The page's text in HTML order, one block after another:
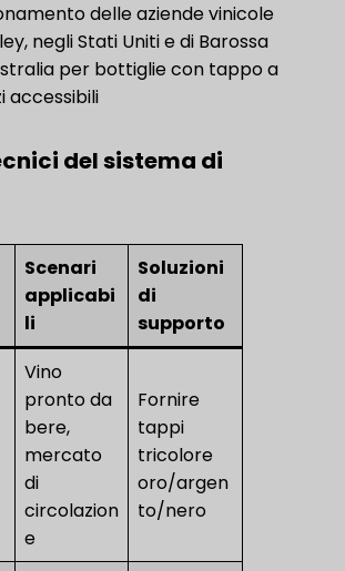
delle aziende vinicole
negli Stati Uniti e di Barossa
per bottiglie con tappo a
accessibili
del sistema di
Scenari
applicabi
li
Soluzioni
di
supporto
Vino
pronto da
bere,
mercato
di
circolazion
e
Fornire
tappi
tricolore
oro/argen
to/nero